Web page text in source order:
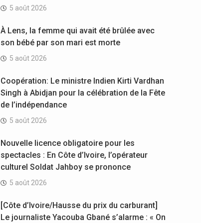
5 août 2026
À Lens, la femme qui avait été brûlée avec
son bébé par son mari est morte
5 août 2026
Coopération: Le ministre Indien Kirti Vardhan
Singh à Abidjan pour la célébration de la Fête
de l’indépendance
5 août 2026
Nouvelle licence obligatoire pour les
spectacles : En Côte d’Ivoire, l’opérateur
culturel Soldat Jahboy se prononce
5 août 2026
[Côte d’Ivoire/Hausse du prix du carburant]
Le journaliste Yacouba Gbané s’alarme : « On